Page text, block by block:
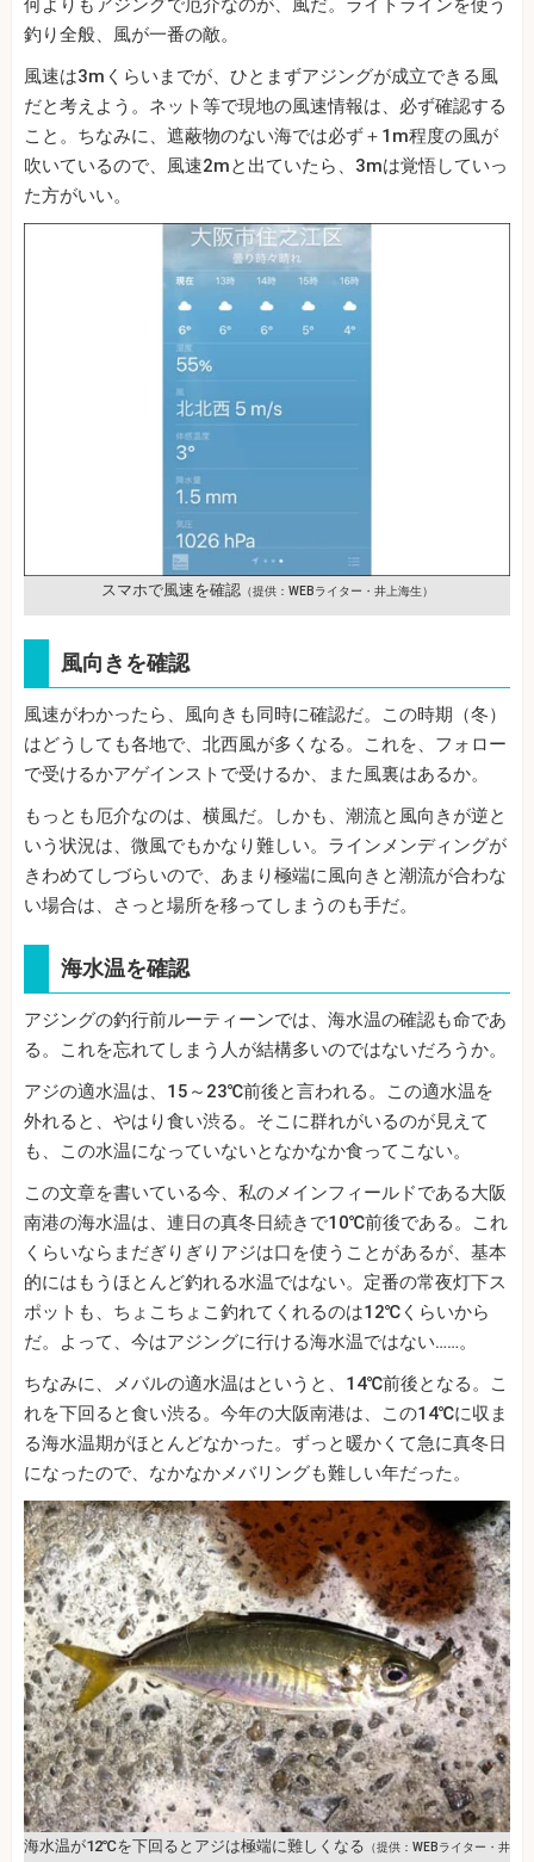
何よりもアジングで厄介なのが、風だ。ライトラインを使う
釣り全般、風が一番の敵。
風速は3mくらいまでが、ひとまずアジングが成立できる風
だと考えよう。ネット等で現地の風速情報は、必ず確認する
こと。ちなみに、遮蔽物のない海では必ず＋1m程度の風が
吹いているので、風速2mと出ていたら、3mは覚悟していっ
た方がいい。
スマホで風速を確認（提供：WEBライター・井上海生）
風向きを確認
風速がわかったら、風向きも同時に確認だ。この時期（冬）
はどうしても各地で、北西風が多くなる。これを、フォロー
で受けるかアゲインストで受けるか、また風裏はあるか。
もっとも厄介なのは、横風だ。しかも、潮流と風向きが逆と
いう状況は、微風でもかなり難しい。ラインメンディングが
きわめてしづらいので、あまり極端に風向きと潮流が合わな
い場合は、さっと場所を移ってしまうのも手だ。
海水温を確認
アジングの釣行前ルーティーンでは、海水温の確認も命であ
る。これを忘れてしまう人が結構多いのではないだろうか。
アジの適水温は、15～23℃前後と言われる。この適水温を
外れると、やはり食い渋る。そこに群れがいるのが見えて
も、この水温になっていないとなかなか食ってこない。
この文章を書いている今、私のメインフィールドである大阪
南港の海水温は、連日の真冬日続きで10℃前後である。これ
くらいならまだぎりぎりアジは口を使うことがあるが、基本
的にはもうほとんど釣れる水温ではない。定番の常夜灯下ス
ポットも、ちょこちょこ釣れてくれるのは12℃くらいから
だ。よって、今はアジングに行ける海水温ではない……。
ちなみに、メバルの適水温はというと、14℃前後となる。こ
れを下回ると食い渋る。今年の大阪南港は、この14℃に収ま
る海水温期がほとんどなかった。ずっと暖かくて急に真冬日
になったので、なかなかメバリングも難しい年だった。
海水温が12℃を下回るとアジは極端に難しくなる （提供：WEBライター・井